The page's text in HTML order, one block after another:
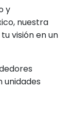
y
nuestra
visión en un
unidades